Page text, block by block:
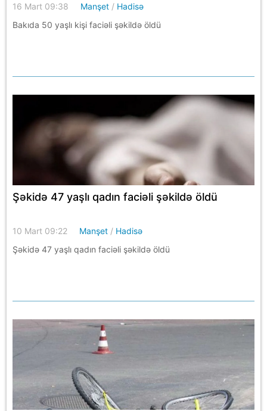
16 Mart 09:38 Manşet / Hadisə
Bakıda 50 yaşlı kişi faciəli şəkildə öldü
Şəkidə 47 yaşlı qadın faciəli şəkildə öldü
10 Mart 09:22 Manşet / Hadisə
Şəkidə 47 yaşlı qadın faciəli şəkildə öldü